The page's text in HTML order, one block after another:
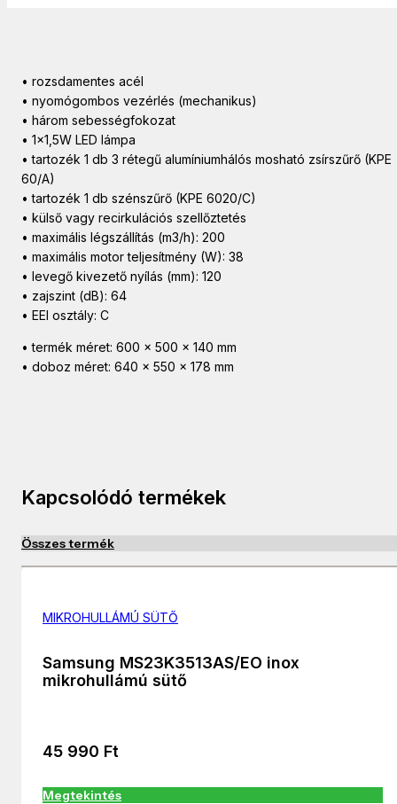
• rozsdamentes acél
• nyomógombos vezérlés (mechanikus)
• három sebességfokozat
• 1×1,5W LED lámpa
• tartozék 1 db 3 rétegű alumíniumhálós mosható zsírszűrő (KPE
60/A)
• tartozék 1 db szénszűrő (KPE 6020/C)
• külső vagy recirkulációs szellőztetés
• maximális légszállítás (m3/h): 200
• maximális motor teljesítmény (W): 38
• levegő kivezető nyílás (mm): 120
• zajszint (dB): 64
• EEI osztály: C
• termék méret: 600 x 500 x 140 mm
• doboz méret: 640 x 550 x 178 mm
Kapcsolódó termékek
Összes termék
MIKROHULLÁMÚ SÜTŐ
Samsung MS23K3513AS/EO inox
mikrohullámú sütő
45 990 Ft
Megtekintés